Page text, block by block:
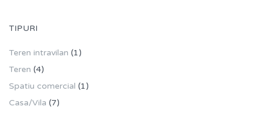
TIPURI
Teren intravilan (1)
Teren (4)
Spatiu comercial (1)
Casa/Vila (7)